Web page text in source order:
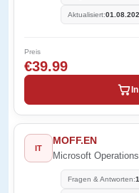
Aktualisiert:
Preis
€39.99
IT
MOFF.EN
Microsoft
Fragen & Antworten: